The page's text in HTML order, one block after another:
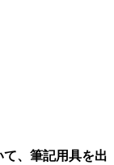
、筆記用具を出